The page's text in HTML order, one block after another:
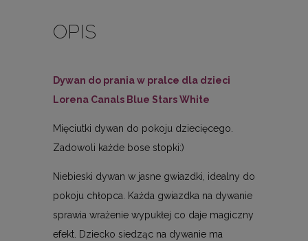
OPIS
Dywan do prania w pralce dla dzieci
Lorena Canals Blue Stars White
Mięciutki dywan do pokoju dziecięcego.
Zadowoli każde bose stopki:)
Niebieski dywan w jasne gwiazdki, idealny do
pokoju chłopca. Każda gwiazdka na dywanie
sprawia wrażenie wypukłej co daje magiczny
efekt. Dziecko siedząc na dywanie ma